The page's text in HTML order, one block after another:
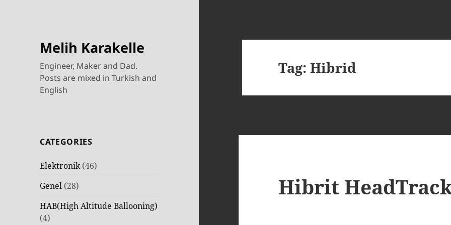
Melih Karakelle
Engineer, Maker and Dad.
Posts are mixed in Turkish and
English
CATEGORIES
Elektronik(46)
Genel (28)
HAB(High Altitude Ballooning)
(4)
Tag:Hibrid
Hibrit